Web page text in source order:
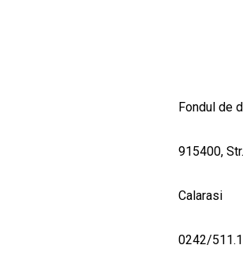
Fondul de
915400,
Calarasi
0242/